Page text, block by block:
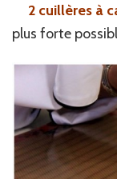
2 cuillères à
plus forte